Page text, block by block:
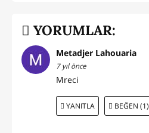
YORUMLAR:
Metadjer Lahouaria
7 yıl önce
Mreci
YANITLA BEĞEN (1)